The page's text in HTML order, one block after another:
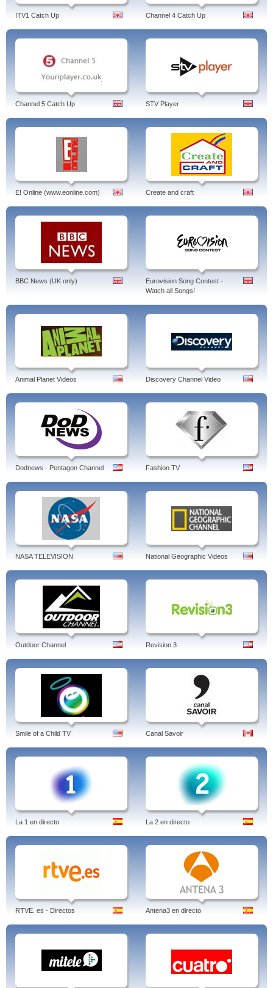
ITV1 Catch Up Channel 4 Catch Up
Channel 5 Catch Up STV Player
E! Online (www.eonline.com) Create and craft
BBC News (UK only)
Eurovision Song Contest -
Watch all Songs!
Animal Planet Videos Discovery Channel Video
Dodnews - Pentagon Channel Fashion TV
NASA TELEVISION National Geographic Videos
Outdoor Channel Revision 3
Smile of a Child TV Canal Savoir
La 1 en directo La 2 en directo
RTVE. es - Directos Antena3 en directo